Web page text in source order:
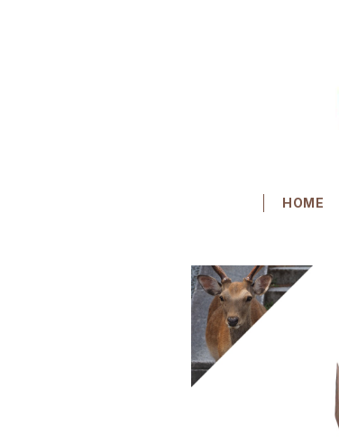
HOME